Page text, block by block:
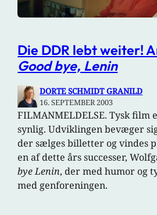
Die DDR lebt weiter!
Good bye, Lenin
DORTE SCHMIDT GRANILD
16. SEPTEMBER 2003
FILMANMELDELSE. Tysk film
synlig. Udviklingen bevæger
der sælges billetter og vindes
en af dette års successer,
bye Lenin, der med humor og
med genforeningen.